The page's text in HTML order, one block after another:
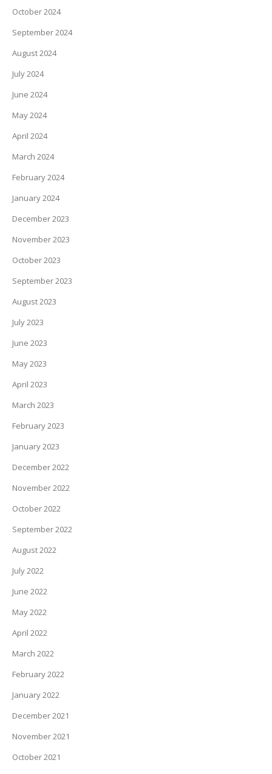
October 2024
September 2024
August 2024
July 2024
June 2024
May 2024
April 2024
March 2024
February 2024
January 2024
December 2023
November 2023
October 2023
September 2023
August 2023
July 2023
June 2023
May 2023
April 2023
March 2023
February 2023
January 2023
December 2022
November 2022
October 2022
September 2022
August 2022
July 2022
June 2022
May 2022
April 2022
March 2022
February 2022
January 2022
December 2021
November 2021
October 2021